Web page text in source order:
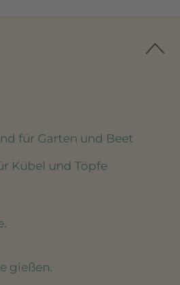
für Garten und Beet
Kübel und Töpfe
gießen.